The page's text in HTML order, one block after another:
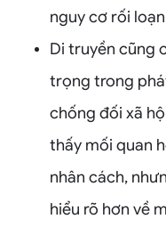
nguy cơ rối
Di truyền cũng
trọng trong
chống đối xã
thấy mối quan
nhân cách,
hiểu rõ hơn về